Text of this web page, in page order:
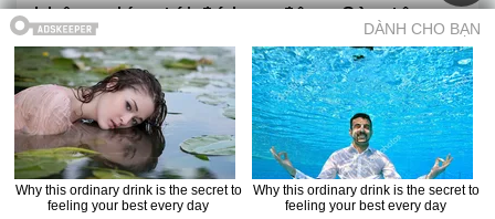
Trở về truyện Chương trước Mục lục Chương sau Truyện ma
không dám tới đó ban đêm. Còn tên
Kelamer, có nghĩa là biển tai họa, còn vì
sao lại đặt cho nơi ấy cái tên không
may mắn như vậy, thì dẫu là người du
mục có chòm râu dài nhất chăng nữa,